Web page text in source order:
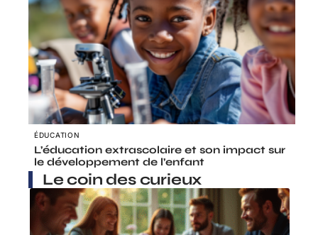
ÉDUCATION
L’éducation extrascolaire et son impact sur
le développement de l’enfant
Le coin des curieux